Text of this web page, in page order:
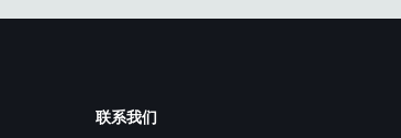
联系我们